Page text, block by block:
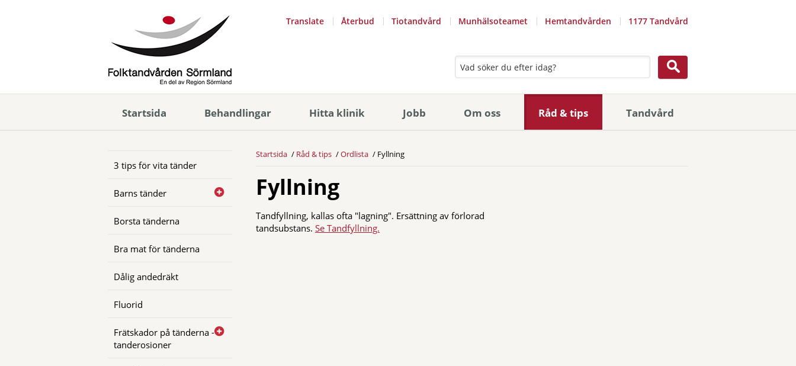
Translate Återbud Tiotandvård Munhälsoteamet Hemtandvården 1177 Tandvård
Startsida Behandlingar Hitta klinik Jobb Om oss Råd & tips Tandvård
3 tips för vita tänder
Barns tänder
Borsta tänderna
Bra mat för tänderna
Dålig andedräkt
Fluorid
Frätskador på tänderna -
tanderosioner
Startsida Råd & tips Ordlista Fyllning
Fyllning
Tandfyllning, kallas ofta "lagning". Ersättning av förlorad
tandsubstans. Se Tandfyllning.